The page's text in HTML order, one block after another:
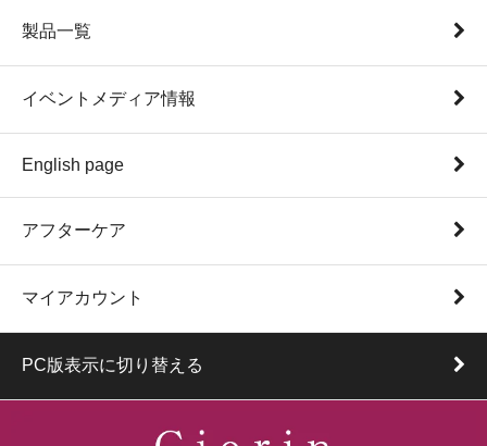
製品一覧
イベントメディア情報
English page
アフターケア
マイアカウント
PC版表示に切り替える